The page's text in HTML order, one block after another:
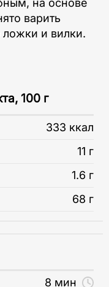
на основе
варить
и вилки.
100 г
333 ккал
11 г
1.6 г
68 г
8 мин